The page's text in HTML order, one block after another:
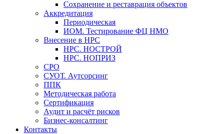
Сохранение и реставрация объектов
Аккредитация
Периодическая
ИОМ. Тестирование ФЦ НМО
Внесение в НРС
НРС. НОСТРОЙ
НРС. НОПРИЗ
СРО
СУОТ. Аутсорсинг
ППК
Методическая работа
Сертификация
Аудит и расчёт рисков
Бизнес-консалтинг
Контакты